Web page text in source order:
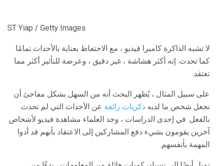
ST Yiap / Getty Images
لا تشبه الذاكرة كاميرا فيديو ، مع الاحتفاظ بعناية بالأحداث تمامًا
كما تحدث. إنه أكثر هشاشة ، غير دقيق ، وعرضة للتأثير أكثر مما
تعتقد.
على سبيل المثال ، يُظهر البحث أنه من السهل بشكل مفاجئ أن
نجعل شخص ما لديه ذكريات زائفة عن الأحداث التي لم تحدث
بالفعل. في إحدى الدراسات ، وجد العلماء مشاهدة فيديو لأشخاص
آخرين يقومون بشيء دفع المشاركين إلى الاعتقاد بأنهم قد أدوا
المهمة بأنفسهم.